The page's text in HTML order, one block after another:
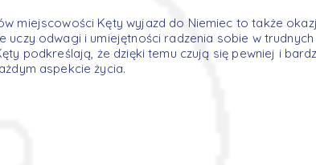
miejscowości Kęty wyjazd do Niemiec to także
uczy odwagi i umiejętności radzenia sobie w
podkreślają, że dzięki temu czują się pewniej i
aspekcie życia.